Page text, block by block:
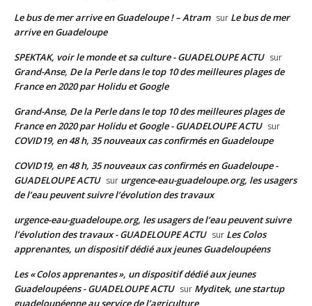
Le bus de mer arrive en Guadeloupe ! – Atram sur Le bus de mer
arrive en Guadeloupe
SPEKTAK, voir le monde et sa culture - GUADELOUPE ACTU sur
Grand-Anse, De la Perle dans le top 10 des meilleures plages de
France en 2020 par Holidu et Google
Grand-Anse, De la Perle dans le top 10 des meilleures plages de
France en 2020 par Holidu et Google - GUADELOUPE ACTU sur
COVID19, en 48 h, 35 nouveaux cas confirmés en Guadeloupe
COVID19, en 48 h, 35 nouveaux cas confirmés en Guadeloupe -
GUADELOUPE ACTU sur urgence-eau-guadeloupe.org, les usagers
de l’eau peuvent suivre l’évolution des travaux
urgence-eau-guadeloupe.org, les usagers de l’eau peuvent suivre
l’évolution des travaux - GUADELOUPE ACTU sur Les Colos
apprenantes, un dispositif dédié aux jeunes Guadeloupéens
Les « Colos apprenantes », un dispositif dédié aux jeunes
Guadeloupéens - GUADELOUPE ACTU sur Myditek, une startup
guadeloupéenne au service de l’agriculture